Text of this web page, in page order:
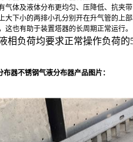
气体及液体分布更均匀、压降低、抗夹
大下小的两排小孔分别开在升气管的上
这也有助于装置塔器的长周期正常运行。
相负荷均要求正常操作负荷的
器不锈钢气液分布器产品图片：